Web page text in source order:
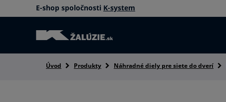
E-shop spoločnosti K-system
Úvod Produkty Náhradné diely pre siete do dverí